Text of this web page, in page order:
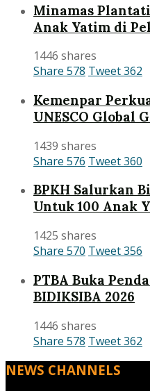
Minamas
Anak Yatim di
1446 shares
Share 578 Tweet362
Kemenpar
UNESCO Global
1439 shares
Share 576 Tweet360
BPKH Salurkan
Untuk 100 Anak
1425 shares
Share 570 Tweet356
PTBA Buka
BIDIKSIBA 2026
1446 shares
Share 578 Tweet362
NEWS CHANNELS